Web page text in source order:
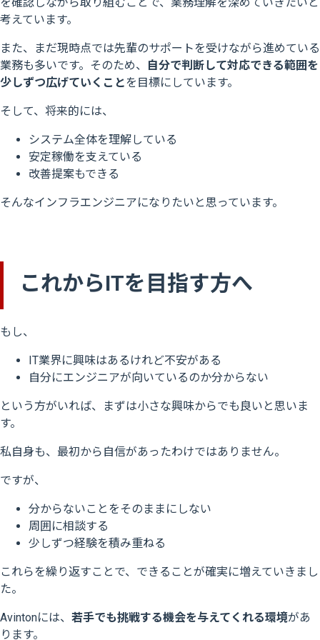
考えています。
また、まだ現時点では先輩のサポートを受けながら進めている
業務も多いです。そのため、
自分で判断して対応できる範囲を
少しずつ広げていくことを目標にしています。
そして、将来的には、
システム全体を理解している
安定稼働を支えている
改善提案もできる
そんなインフラエンジニアになりたいと思っています。
これからITを目指す方へ
もし、
IT業界に興味はあるけれど不安がある
自分にエンジニアが向いているのか分からない
という方がいれば、まずは小さな興味からでも良いと思いま
す。
私自身も、最初から自信があったわけではありません。
ですが、
分からないことをそのままにしない
周囲に相談する
少しずつ経験を積み重ねる
これらを繰り返すことで、できることが確実に増えていきまし
た。
Avintonには、 若手でも挑戦する機会を与えてくれる環境があ
ります。